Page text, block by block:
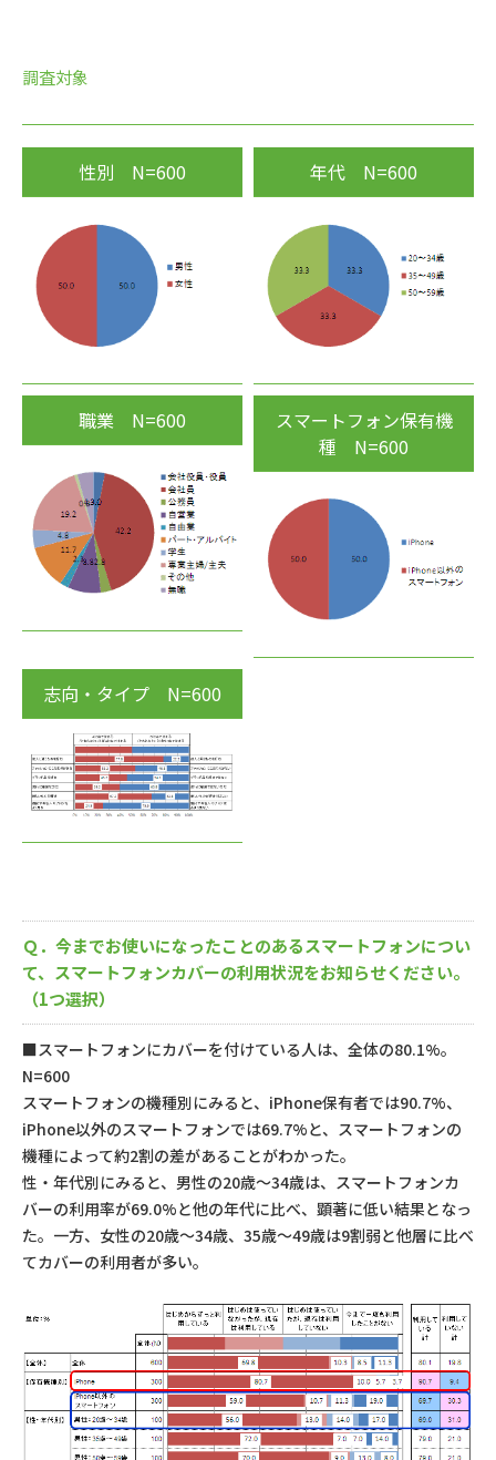
調査対象
性別 N=600 年代 N=600
職業 N=600
スマートフォン保有機
種 N=600
志向・タイプ N=600
Ｑ．今までお使いになったことのあるスマートフォンについ
て、スマートフォンカバーの利用状況をお知らせください。
（1つ選択）
■スマートフォンにカバーを付けている人は、全体の80.1%。
N=600
スマートフォンの機種別にみると、iPhone保有者では90.7%、
iPhone以外のスマートフォンでは69.7%と、スマートフォンの
機種によって約2割の差があることがわかった。
性・年代別にみると、男性の20歳～34歳は、スマートフォンカ
バーの利用率が69.0%と他の年代に比べ、顕著に低い結果となっ
た。一方、女性の20歳～34歳、35歳～49歳は9割弱と他層に比べ
てカバーの利用者が多い。